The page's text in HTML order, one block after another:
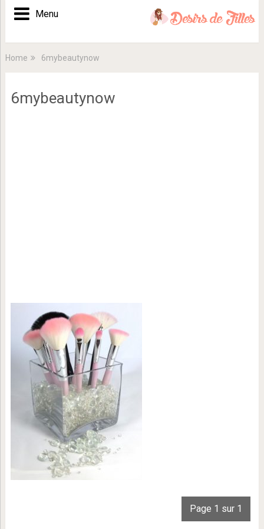
Menu
Home 6mybeautynow
6mybeautynow
Page 1 sur 1